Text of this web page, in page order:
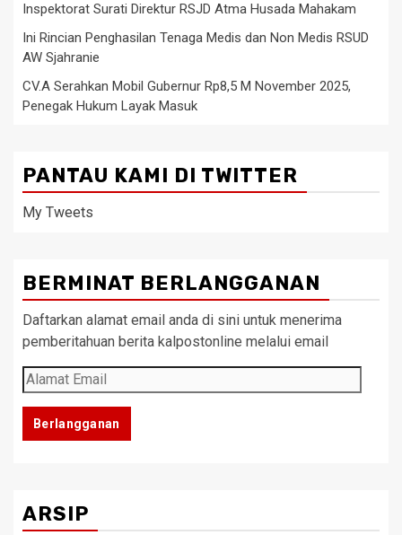
Inspektorat Surati Direktur RSJD Atma Husada Mahakam
Ini Rincian Penghasilan Tenaga Medis dan Non Medis RSUD
AW Sjahranie
CV.A Serahkan Mobil Gubernur Rp8,5 M November 2025,
Penegak Hukum Layak Masuk
PANTAU KAMI DI TWITTER
My Tweets
BERMINAT BERLANGGANAN
Daftarkan alamat email anda di sini untuk menerima
pemberitahuan berita kalpostonline melalui email
Alamat
Email
Berlangganan
ARSIP